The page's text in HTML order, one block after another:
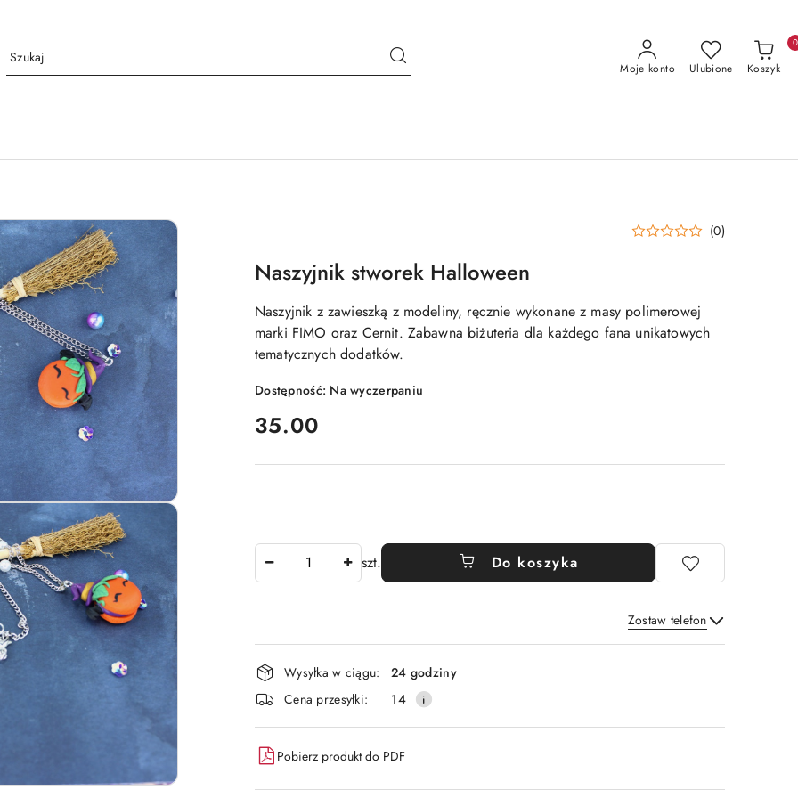
Moje konto Ulubione Koszyk
0
(0)
Naszyjnik stworek Halloween
Naszyjnik z zawieszką z modeliny, ręcznie wykonane z masy polimerowej
marki FIMO oraz Cernit. Zabawna biżuteria dla każdego fana unikatowych
tematycznych dodatków.
Dostępność: Na wyczerpaniu
cena:
35.00
szt. Do koszyka
Zostaw telefon
Wyślij
Dostępność
i
dostawa
Wysyłka w ciągu:
24 godziny
Cena przesyłki:
14
Pobierz produkt do PDF